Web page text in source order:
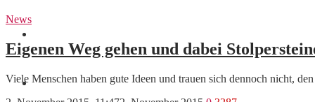
News
News
Eigenen Weg gehen und dabei
Viele Menschen haben gute Ideen und trauen sich dennoch nicht,